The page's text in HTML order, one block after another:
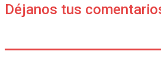
Déjanos tus